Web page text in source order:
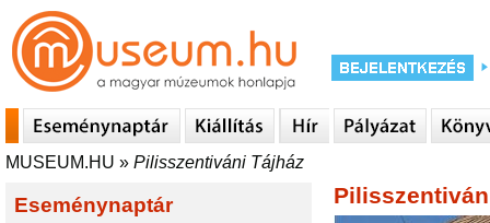
MUSEUM.HU » Pilisszentiváni Tájház
Eseménynaptár